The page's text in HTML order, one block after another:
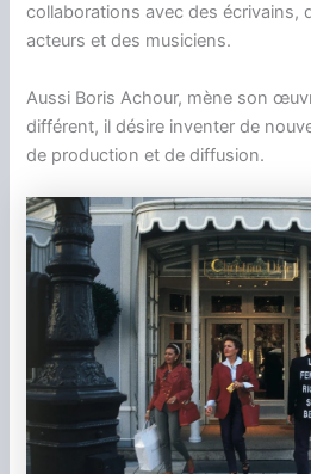
collaborations avec des écrivains,
acteurs et des musiciens.
Aussi Boris Achour, mène son
différent, il désire inventer de
de production et de diffusion.